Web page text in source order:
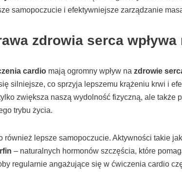
samopoczucie i efektywniejsze zarządzanie
zdrowia serca wpływa
cardio mają ogromny wpływ na zdrowie
silniejsze, co sprzyja lepszemu krążeniu krwi i
zwiększa naszą wydolność fizyczną, ale także
trybu życia.
również lepsze samopoczucie. Aktywności takie
– naturalnych hormonów szczęścia, które
regularnie angażujące się w ćwiczenia cardio